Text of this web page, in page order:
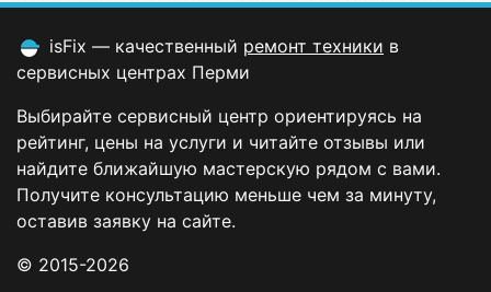
isFix — качественный ремонт техники в
сервисных центрах Перми
Выбирайте сервисный центр ориентируясь на
рейтинг, цены на услуги и читайте отзывы или
найдите ближайшую мастерскую рядом с вами.
Получите консультацию меньше чем за минуту,
оставив заявку на сайте.
© 2015-2026